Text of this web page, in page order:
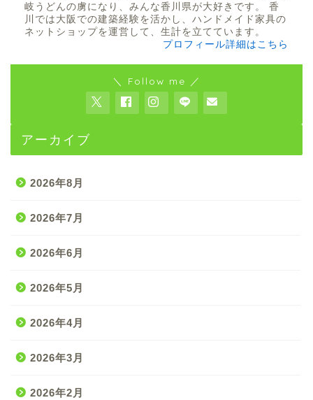
岐うどんの虜になり、みんな香川県が大好きです。 香
川では大阪での建築経験を活かし、ハンドメイド家具の
ネットショップを運営して、生計を立てています。
プロフィール詳細はこちら
＼ Follow me ／
アーカイブ
2026年8月
2026年7月
2026年6月
2026年5月
2026年4月
2026年3月
2026年2月